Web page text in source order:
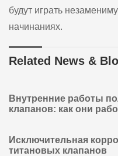
будут играть
начинаниях.
Related News &
Внутренние работы
клапанов: как они
Исключительная
титановых клапанов